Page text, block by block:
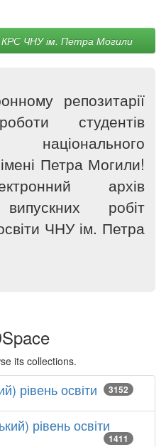
КРС ЧНУ ім. Петра Могили
репозитарії
студентів
національного
Петра Могили!
архів
випускних робіт
ЧНУ ім. Петра
its collections.
рівень освіти 3152
рівень освіти
1411